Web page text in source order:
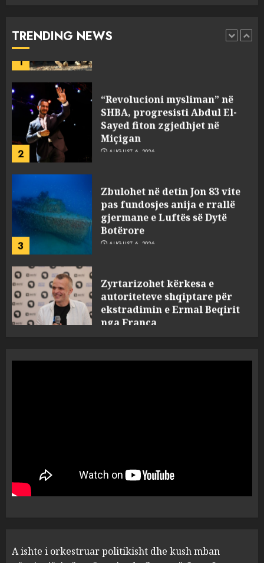
TRENDING NEWS
1 AUGUST 6, 2026
Sayed fiton zgjedhjet në
Miçigan
AUGUST 6, 2026
gjermane e Luftës së Dytë
Botërore
AUGUST 6, 2026
4
ekstradimin e Ermal Beqirit
nga Franca
AUGUST 6, 2026
A do të ketë rrezik për Tokën?
1
për mësymjen kufitare në
Ceuta?
AUGUST 6, 2026
SHBA, progresisti Abdul El-
A ishte i orkestruar politikisht dhe kush mban